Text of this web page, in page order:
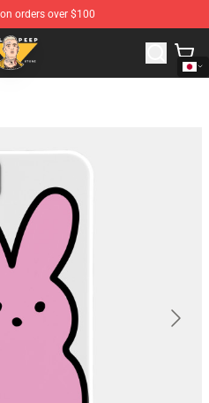
orders over $100
Peep Merchandise Shop